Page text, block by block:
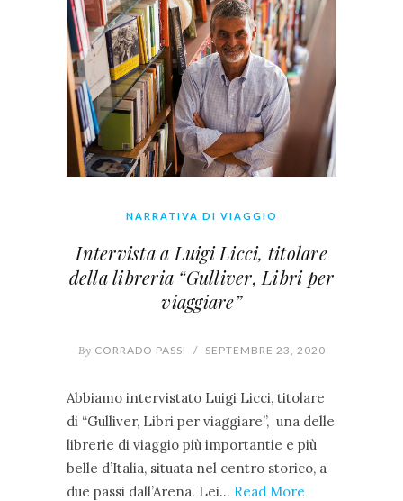
NARRATIVA DI VIAGGIO
Intervista a Luigi Licci, titolare
della libreria “Gulliver, Libri per
viaggiare”
By CORRADO PASSI / SEPTEMBRE 23, 2020
Abbiamo intervistato Luigi Licci, titolare
di “Gulliver, Libri per viaggiare”, una delle
librerie di viaggio più importantie e più
belle d’Italia, situata nel centro storico, a
due passi dall’Arena. Lei… Read More